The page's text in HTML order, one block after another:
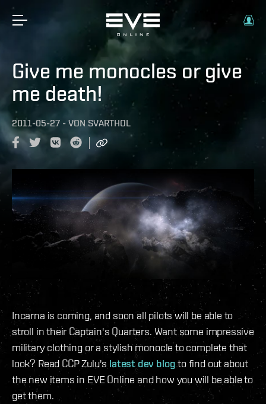
Give me monocles or give
me death!
2011-05-27 - VON SVARTHOL
Incarna is coming, and soon all pilots will be able to
stroll in their Captain's Quarters. Want some impressive
military clothing or a stylish monocle to complete that
look? Read CCP Zulu's latest dev blogto find out about
the new items in EVE Online and how you will be able to
get them.